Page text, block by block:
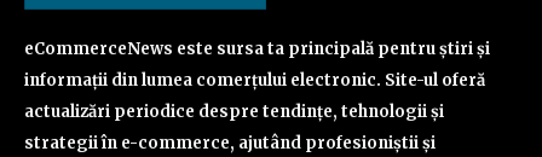
eCommerceNews este sursa ta principală pentru știri și
informații din lumea comerțului electronic. Site-ul oferă
actualizări periodice despre tendințe, tehnologii și
strategii în e-commerce, ajutând profesioniștii și